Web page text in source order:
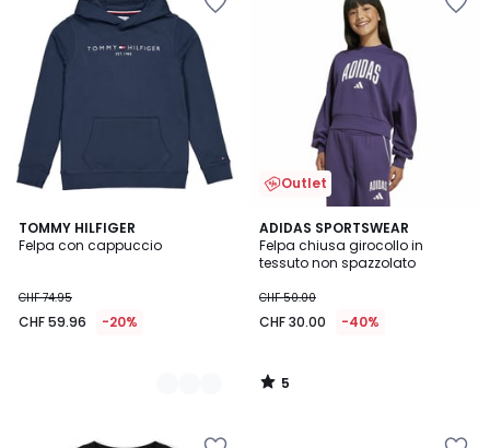
TOMMY HILFIGER
Felpa con cappuccio
CHF 74.95
CHF 59.96 -20%
2
Colori
Outlet
ADIDAS SPORTSWEAR
Felpa chiusa girocollo in
tessuto non spazzolato
CHF 50.00
CHF 30.00 -40%
5
/
5
5
/